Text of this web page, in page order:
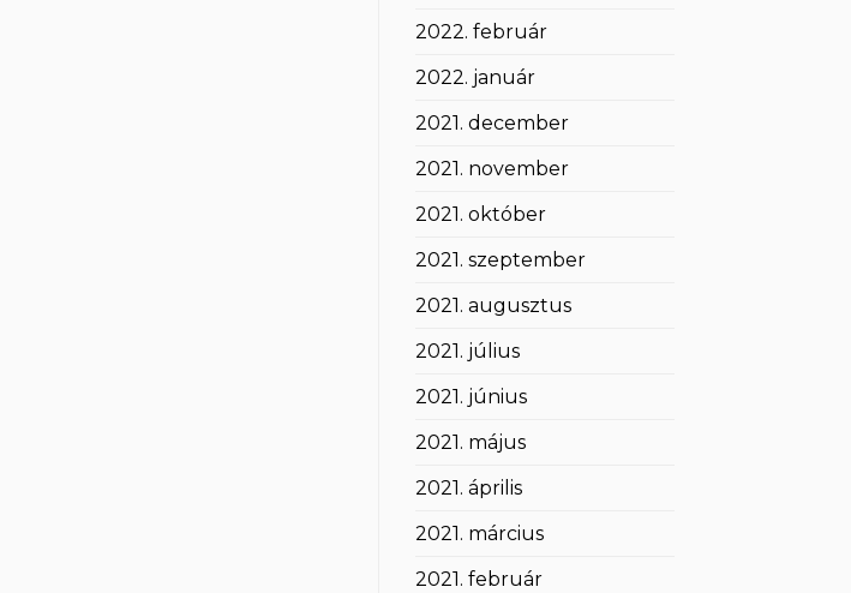
2022. február
2022. január
2021. december
2021. november
2021. október
2021. szeptember
2021. augusztus
2021. július
2021. június
2021. május
2021. április
2021. március
2021. február